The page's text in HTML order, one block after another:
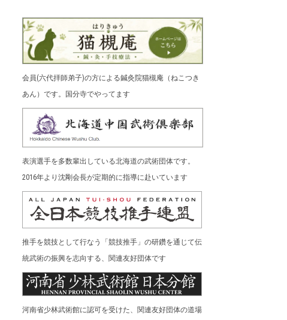
会員(六代拝師弟子)の方による鍼灸院猫槻庵（ねこつき
あん）です。国分寺でやってます
表演選手を多数輩出している北海道の武術団体です。
2016年より沈剛会長が定期的に指導に赴いています
推手を競技として行なう「競技推手」の研鑽を通じて伝
統武術の振興を志向する、関連友好団体です
河南省少林武術館に認可を受けた、関連友好団体の道場